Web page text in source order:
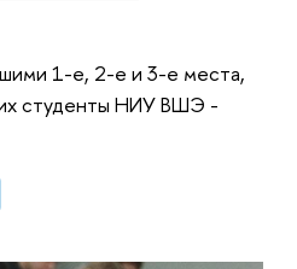
1-е, 2-е и 3-е места,
студенты НИУ ВШЭ -